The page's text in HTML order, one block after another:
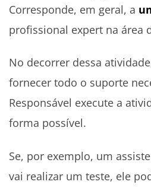
Corresponde, em geral, a
profissional expert na área
No decorrer dessa
fornecer todo o suporte
Responsável execute a
forma possível.
Se, por exemplo, um
vai realizar um teste, ele